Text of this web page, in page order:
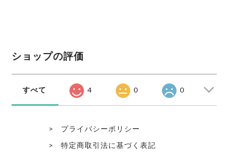
ショップの評価
すべて 4 0 0
プライバシーポリシー
特定商取引法に基づく表記